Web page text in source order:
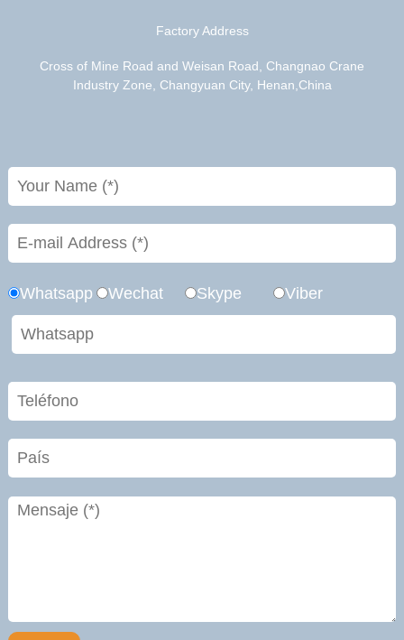
Factory Address
Cross of Mine Road and Weisan Road, Changnao Crane
Industry Zone, Changyuan City, Henan,China
Whatsapp Wechat Skype Viber